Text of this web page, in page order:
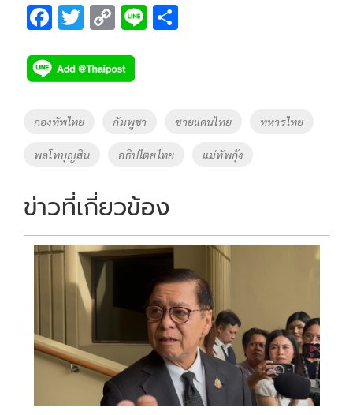
F
e
b
o
o
k
T
tt
er
C
p
y
Li
n
k
Li
Tags
กองทัพไทย กัมพูชา ชายแดนไทย ทหารไทย
พลโทบุญสิน อธิปไตยไทย แม่ทัพกุ้ง
ข่าวที่เกี่ยวข้อง